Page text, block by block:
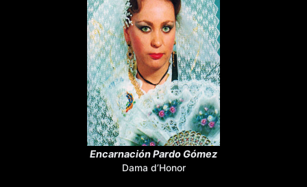
Encarnación Pardo Gómez
Dama d’Honor